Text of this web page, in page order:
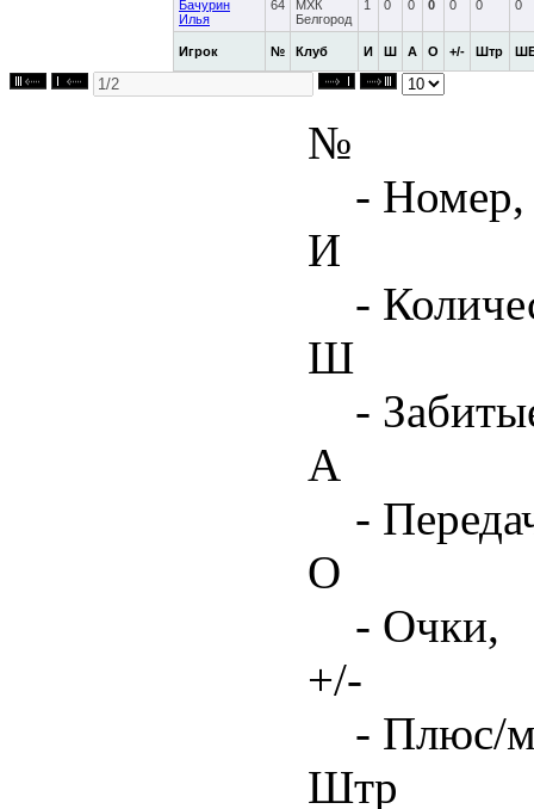
Игрок № Клуб И Ш А О +/- Штр
Бачурин
Илья
64
МХК
Белгород
1 0 0 0 0 0 0
№
- Номер,
И
-
Ш
-
А
-
О
- Очки,
+/-
- Плюс/
Штр